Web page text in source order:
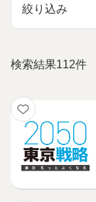
絞り込み
検索結果112件